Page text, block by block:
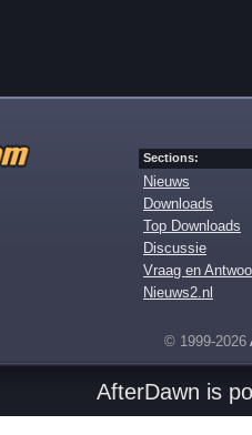
Sections:
Nieuws
Downloads
Top Downloads
Discussie
Vraag en
Nieuws2.nl
© 1999-2026
AfterDawn is